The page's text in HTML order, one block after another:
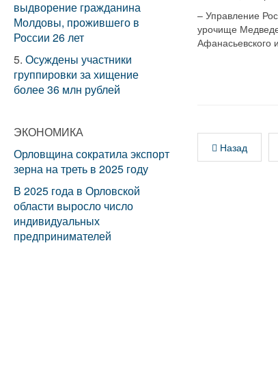
– Управление
урочище
Афанасьевского
Назад
выдворение гражданина
Молдовы, прожившего в
России 26 лет
5. Осуждены участники
группировки за хищение
более 36 млн рублей
ЭКОНОМИКА
Орловщина сократила экспорт
зерна на треть в 2025 году
В 2025 года в Орловской
области выросло число
индивидуальных
предпринимателей